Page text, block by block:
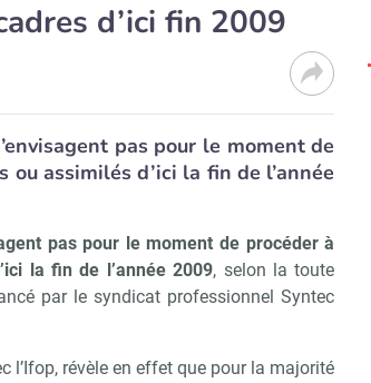
d’ici fin 2009
pas pour le moment de
assimilés d’ici la fin de l’année
pas pour le moment de procéder à
la fin de l’année 2009, selon la toute
par le syndicat professionnel Syntec
l’Ifop, révèle en effet que pour la majorité